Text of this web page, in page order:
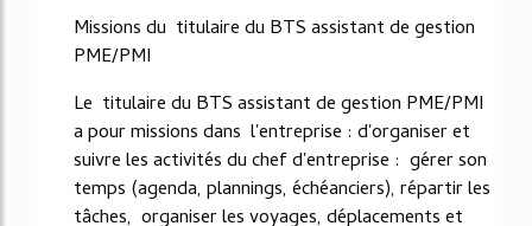
Missions du titulaire du BTS assistant de gestion
PME/PMI
Le titulaire du BTS assistant de gestion PME/PMI
a pour missions dans l'entreprise : d'organiser et
suivre les activités du chef d'entreprise : gérer son
temps (agenda, plannings, échéanciers), répartir les
tâches, organiser les voyages, déplacements et